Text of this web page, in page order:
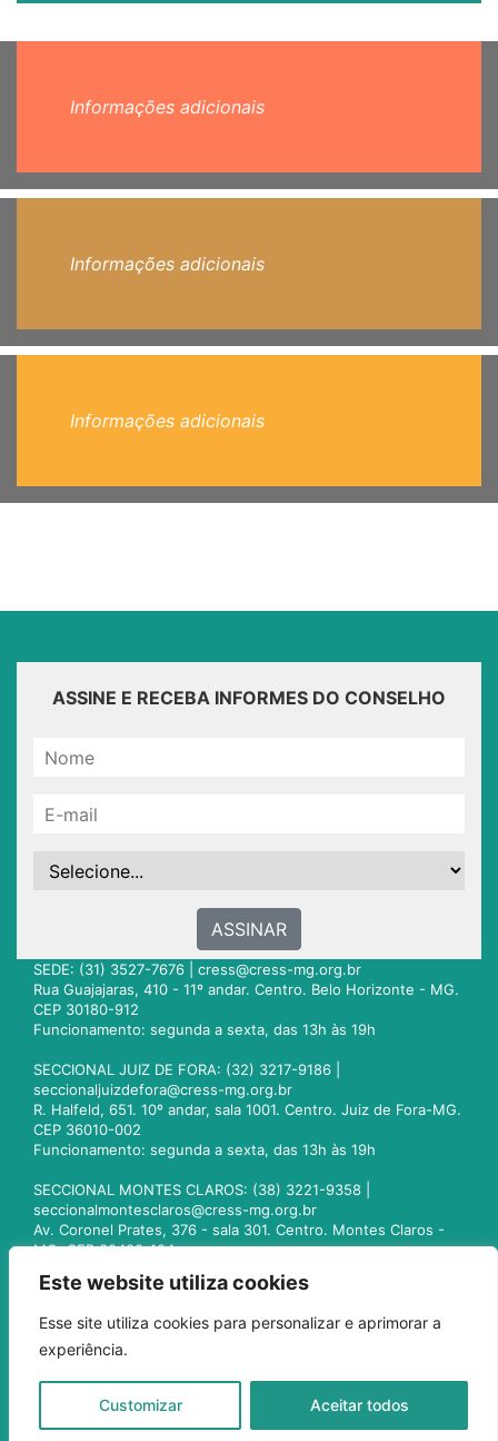
Este website utiliza cookies
Esse site utiliza cookies para personalizar e aprimorar a
experiência.
Customizar Aceitar todos
Informações adicionais
Informações adicionais
Informações adicionais
ASSINE E RECEBA INFORMES DO CONSELHO
ASSINAR
SEDE: (31) 3527-7676 | cress@cress-mg.org.br
Rua Guajajaras, 410 - 11º andar. Centro. Belo Horizonte - MG.
CEP 30180-912
Funcionamento: segunda a sexta, das 13h às 19h
SECCIONAL JUIZ DE FORA: (32) 3217-9186 |
seccionaljuizdefora@cress-mg.org.br
R. Halfeld, 651. 10º andar, sala 1001. Centro. Juiz de Fora-MG.
CEP 36010-002
Funcionamento: segunda a sexta, das 13h às 19h
SECCIONAL MONTES CLAROS: (38) 3221-9358 |
seccionalmontesclaros@cress-mg.org.br
Av. Coronel Prates, 376 - sala 301. Centro. Montes Claros -
MG. CEP 39400-104
seccionaluberlandia@cress-mg.org.br
Av. Afonso Pena, 547 - sala 101. Uberlândia - MG. CEP